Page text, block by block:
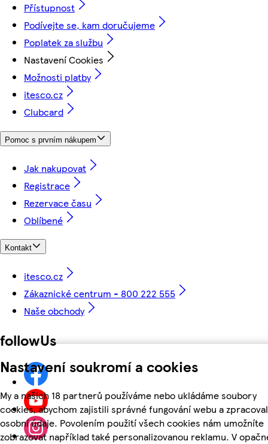
Nastavení soukromí a cookies
My a našich 18 partnerů používáme nebo ukládáme soubory
cookies, abychom zajistili správné fungování webu a
osobní údaje. Povolením použití všech cookies nám umožníte
zobrazovat například také personalizovanou reklamu. V
Přístupnost
Podívejte se, kam doručujeme
Poplatek za službu
Nastavení Cookies
Možnosti platby
itesco.cz
Clubcard
Pomoc s prvním nákupem
Jak nakupovat
Registrace
Rezervace času
Oblíbené
Kontakt
itesco.cz
Zákaznické centrum - 800 222 555
Naše obchody
followUs